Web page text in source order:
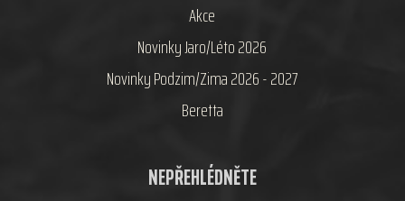
Akce
Novinky Jaro/Léto 2026
Novinky Podzim/Zima 2026 - 2027
Beretta
NEPŘEHLÉDNĚTE